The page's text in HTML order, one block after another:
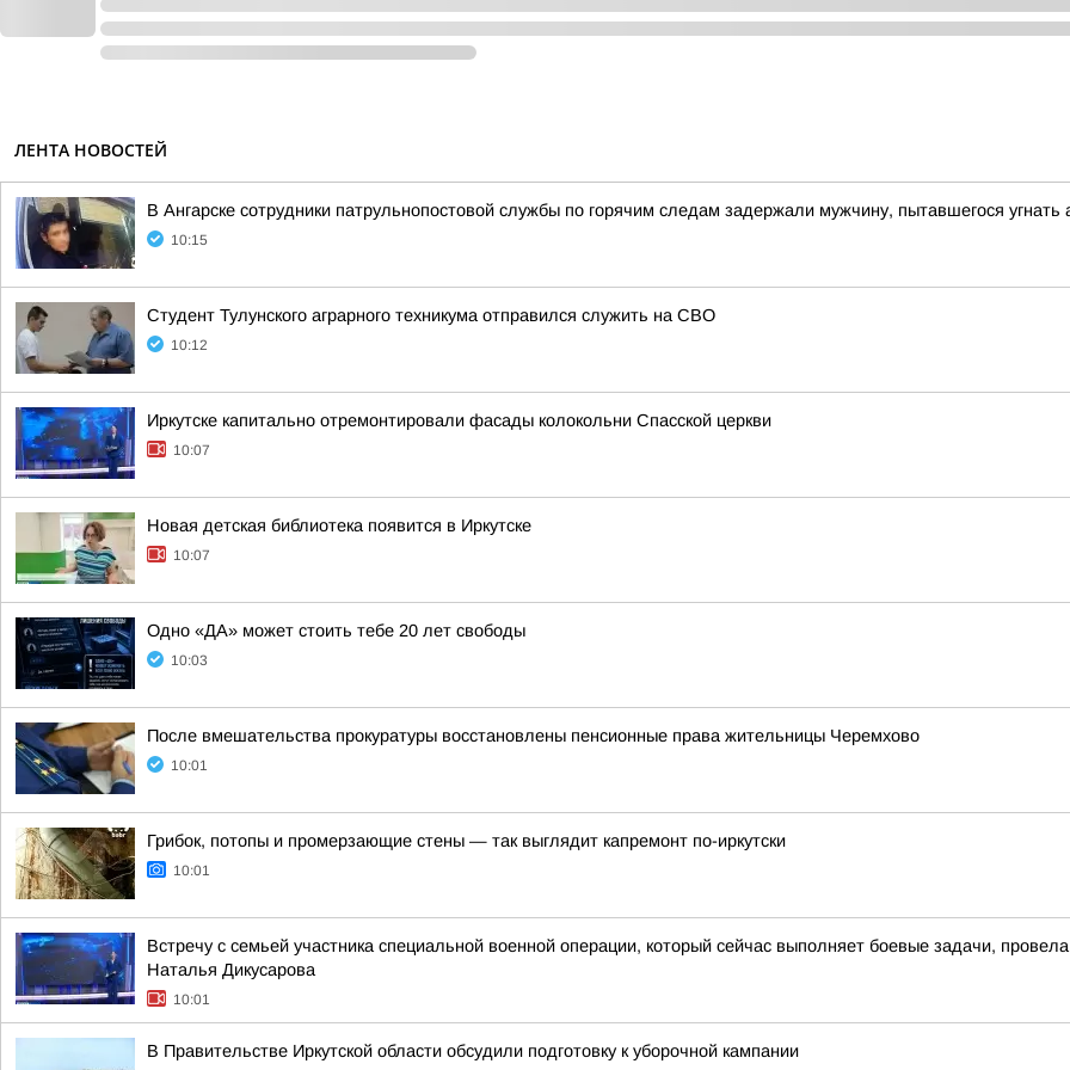
ЛЕНТА НОВОСТЕЙ
В Ангарске сотрудники патрульнопостовой службы по горячим следам задержали мужчину, пытавшегося угнать
10:15
Студент Тулунского аграрного техникума отправился служить на СВО
10:12
Иркутске капитально отремонтировали фасады колокольни Спасской церкви
10:07
Новая детская библиотека появится в Иркутске
10:07
Одно «ДА» может стоить тебе 20 лет свободы
10:03
После вмешательства прокуратуры восстановлены пенсионные права жительницы Черемхово
10:01
Грибок, потопы и промерзающие стены — так выглядит капремонт по-иркутски
10:01
Встречу с семьей участника специальной военной операции, который сейчас выполняет боевые задачи,
Наталья Дикусарова
10:01
В Правительстве Иркутской области обсудили подготовку к уборочной кампании